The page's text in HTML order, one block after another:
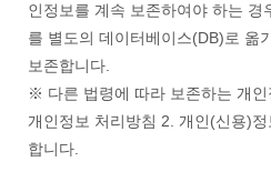
인정보를 계속 보존하여야 하는 경
를 별도의 데이터베이스(DB)로 옮
보존합니다.
※ 다른 법령에 따라 보존하는 개
개인정보 처리방침 2. 개인(신용)
합니다.